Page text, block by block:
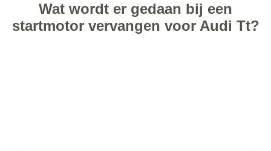
Wat wordt er gedaan bij een
startmotor vervangen voor Audi Tt?